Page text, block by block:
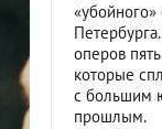
оперов
которые
с большим
прошлым.